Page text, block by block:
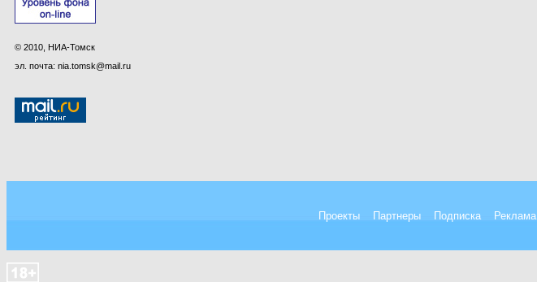
© 2010, НИА-Томск
эл. почта: nia.tomsk@mail.ru
Проекты Партнеры Подписка Реклама